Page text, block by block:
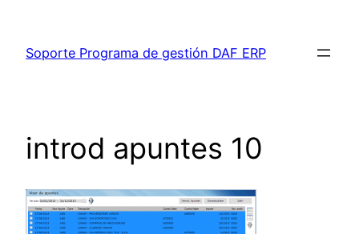
contenido
Soporte Programa de gestión DAF ERP
introd apuntes 10